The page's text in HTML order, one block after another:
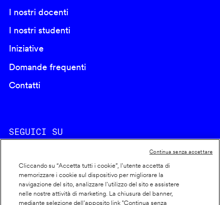
I nostri docenti
I nostri studenti
Iniziative
Domande frequenti
Contatti
SEGUICI SU
Cookie policy
Cliccando su “Accetta tutti i cookie”, l'utente accetta di
memorizzare i cookie sul dispositivo per migliorare la
navigazione del sito, analizzare l'utilizzo del sito e assistere
nelle nostre attività di marketing. La chiusura del banner,
mediante selezione dell’apposito link "Continua senza
Continua senza accettare